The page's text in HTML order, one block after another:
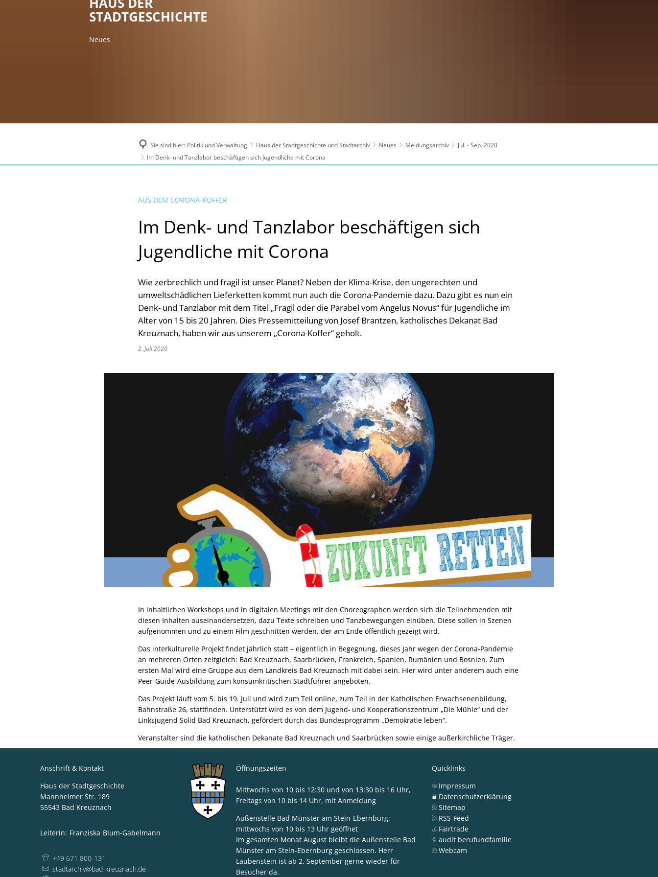
STADTGESCHICHTE
Neues
Sie sind hier: Politik und Verwaltung Haus der Stadtgeschichte und Stadtarchiv Neues Meldungsarchiv
Jul. - Sep. 2020
Im Denk- und Tanzlabor beschäftigen sich Jugendliche mit Corona
AUS DEM CORONA-KOFFER
Im Denk- und Tanzlabor beschäftigen sich
Jugendliche mit Corona
Wie zerbrechlich und fragil ist unser Planet? Neben der Klima-Krise, den ungerechten und
umweltschädlichen Lieferketten kommt nun auch die Corona-Pandemie dazu. Dazu gibt es nun ein
Denk- und Tanzlabor mit dem Titel „Fragil oder die Parabel vom Angelus Novus“ für Jugendliche im
Alter von 15 bis 20 Jahren. Dies Pressemitteilung von Josef Brantzen, katholisches Dekanat Bad
Kreuznach, haben wir aus unserem „Corona-Koffer“ geholt.
2. Juli 2020
In inhaltlichen Workshops und in digitalen Meetings mit den Choreographen werden sich die Teilnehmenden mit
diesen Inhalten auseinandersetzen, dazu Texte schreiben und Tanzbewegungen einüben. Diese sollen in Szenen
aufgenommen und zu einem Film geschnitten werden, der am Ende öffentlich gezeigt wird.
Das interkulturelle Projekt findet jährlich statt – eigentlich in Begegnung, dieses Jahr wegen der Corona-Pandemie
an mehreren Orten zeitgleich: Bad Kreuznach, Saarbrücken, Frankreich, Spanien, Rumänien und Bosnien. Zum
ersten Mal wird eine Gruppe aus dem Landkreis Bad Kreuznach mit dabei sein. Hier wird unter anderem auch eine
Peer-Guide-Ausbildung zum konsumkritischen Stadtführer angeboten.
Das Projekt läuft vom 5. bis 19. Juli und wird zum Teil online, zum Teil in der Katholischen Erwachsenenbildung,
Bahnstraße 26, stattfinden. Unterstützt wird es von dem Jugend- und Kooperationszentrum „Die Mühle“ und der
Linksjugend Solid Bad Kreuznach, gefördert durch das Bundesprogramm „Demokratie leben“.
Veranstalter sind die katholischen Dekanate Bad Kreuznach und Saarbrücken sowie einige außerkirchliche Träger.
Anschrift & Kontakt
Haus der Stadtgeschichte
Mannheimer Str. 189
55543 Bad Kreuznach
Leiterin: Franziska Blum-Gabelmann Leiterin: Franziska Blum-Gabelmann
+49 671 800-131
stadtarchiv@bad-kreuznach.de
Öffnungszeiten
Mittwochs von 10 bis 12:30 und von 13:30 bis 16 Uhr,
Freitags von 10 bis 14 Uhr, mit Anmeldung
Außenstelle Bad Münster am Stein-Ebernburg:
mittwochs von 10 bis 13 Uhr geöffnet
Im gesamten Monat August bleibt die Außenstelle Bad
Münster am Stein-Ebernburg geschlossen. Herr
Laubenstein ist ab 2. September gerne wieder für
Besucher da.
Quicklinks
Impressum
Datenschutzerklärung
Sitemap
RSS-Feed
Fairtrade
audit berufundfamilie
Webcam